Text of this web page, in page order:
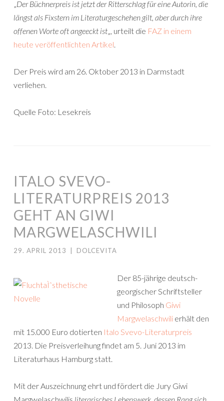
„Der Büchnerpreis ist jetzt der Ritterschlag für eine Autorin, die
längst als Fixstern im Literaturgeschehen gilt, aber durch ihre
offenen Worte oft angeeckt ist„, urteilt die FAZ in einem
heute veröffentlichten Artikel.
Der Preis wird am 26. Oktober 2013 in Darmstadt
verliehen.
Quelle Foto: Lesekreis
ITALO SVEVO-
LITERATURPREIS 2013
GEHT AN GIWI
MARGWELASCHWILI
29. APRIL 2013 DOLCEVITA
Der 85-jährige deutsch-
georgischer Schriftsteller
und Philosoph Giwi
Margwelaschwili erhält den
mit 15.000 Euro dotierten Italo Svevo-Literaturpreis
2013. Die Preisverleihung findet am 5. Juni 2013 im
Literaturhaus Hamburg statt.
Mit der Auszeichnung ehrt und fördert die Jury Giwi